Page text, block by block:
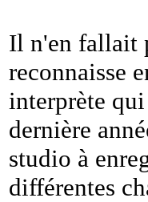
Il n'en fallait
reconnaisse
interprète
dernière
studio à
différentes